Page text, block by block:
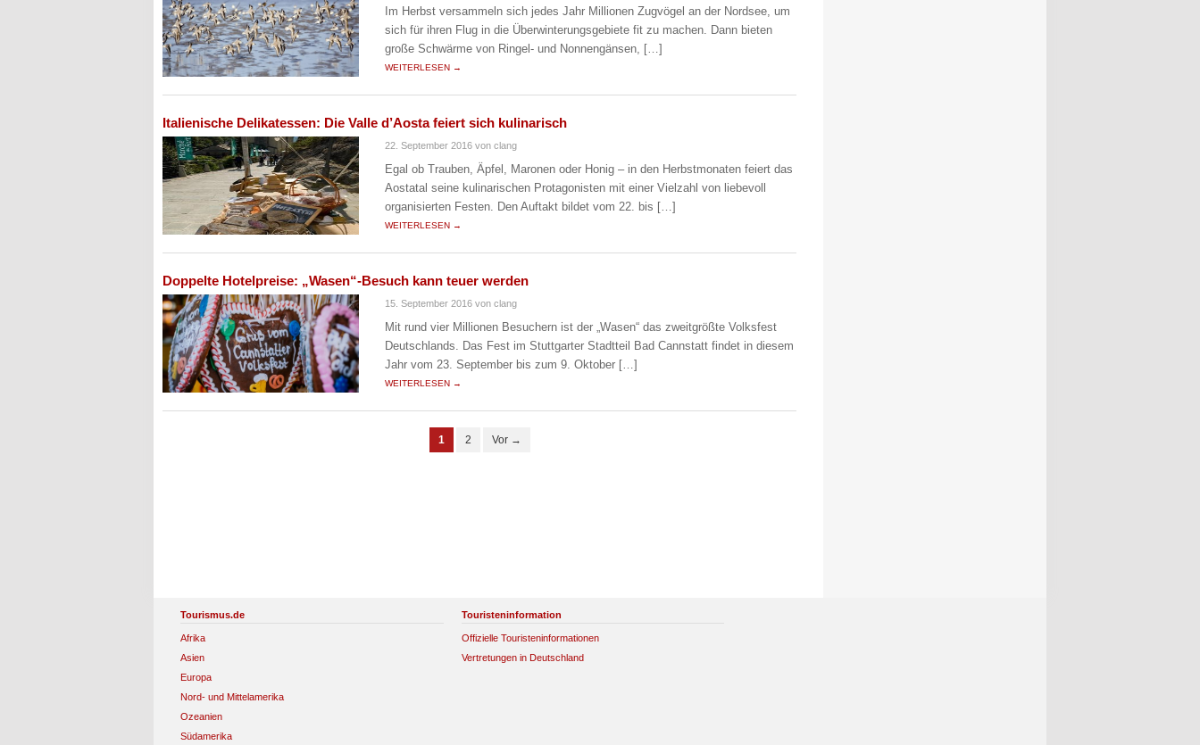
Im Herbst versammeln sich jedes Jahr Millionen Zugvögel an der Nordsee, um
sich für ihren Flug in die Überwinterungsgebiete fit zu machen. Dann bieten
große Schwärme von Ringel- und Nonnengänsen, […]
WEITERLESEN →
Italienische Delikatessen: Die Valle d’Aosta feiert sich kulinarisch
22. September 2016 von clang
Egal ob Trauben, Äpfel, Maronen oder Honig – in den Herbstmonaten feiert das
Aostatal seine kulinarischen Protagonisten mit einer Vielzahl von liebevoll
organisierten Festen. Den Auftakt bildet vom 22. bis […]
WEITERLESEN →
Doppelte Hotelpreise: „Wasen“-Besuch kann teuer werden
15. September 2016 von clang
Mit rund vier Millionen Besuchern ist der „Wasen“ das zweitgrößte Volksfest
Deutschlands. Das Fest im Stuttgarter Stadtteil Bad Cannstatt findet in diesem
Jahr vom 23. September bis zum 9. Oktober […]
WEITERLESEN →
1 2 Vor →
Tourismus.de
Afrika
Asien
Europa
Nord- und Mittelamerika
Ozeanien
Südamerika
Touristeninformation
Offizielle Touristeninformationen
Vertretungen in Deutschland